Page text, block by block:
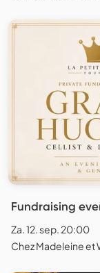
Fundraising
Za. 12. sep. 20:00
Chez Madeleine et